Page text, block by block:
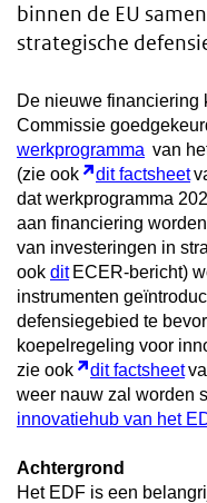
binnen de EU
strategische
De nieuwe financiering
Commissie
werkprogramma van
(zie ook
dit factsheet
dat werkprogramma
aan financiering
van investeringen in
ook dit ECER-bericht)
instrumenten
defensiegebied te
koepelregeling voor
zie ook
dit factsheet
weer nauw zal worden
innovatiehub van het
Achtergrond
Het EDF is een